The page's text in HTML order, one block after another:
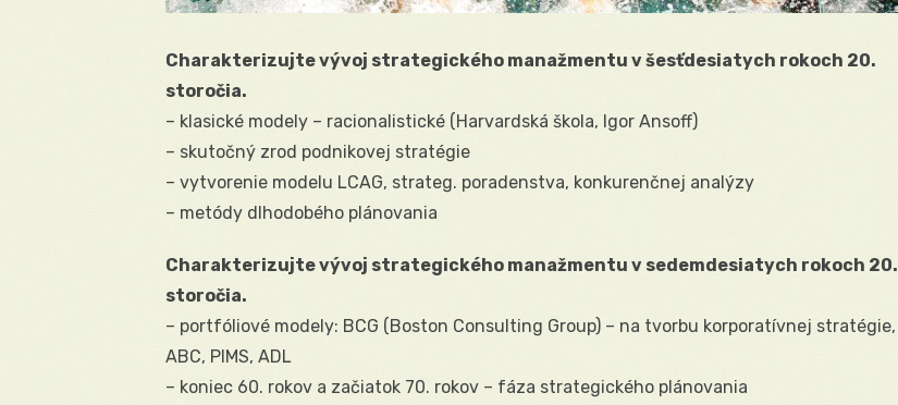
Charakterizujte vývoj strategického manažmentu v šesťdesiatych rokoch 20.
storočia.
– klasické modely – racionalistické (Harvardská škola, Igor Ansoff)
– skutočný zrod podnikovej stratégie
– vytvorenie modelu LCAG, strateg. poradenstva, konkurenčnej analýzy
– metódy dlhodobého plánovania
Charakterizujte vývoj strategického manažmentu v sedemdesiatych rokoch 20.
storočia.
– portfóliové modely: BCG (Boston Consulting Group) – na tvorbu korporatívnej stratégie,
ABC, PIMS, ADL
– koniec 60. rokov a začiatok 70. rokov – fáza strategického plánovania